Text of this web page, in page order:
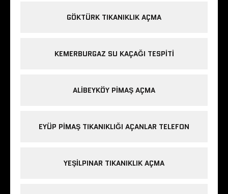
GÖKTÜRK TIKANIKLIK AÇMA
KEMERBURGAZ SU KAÇAĞI TESPITI
ALIBEYKÖY PIMAŞ AÇMA
EYÜP PIMAŞ TIKANIKLIĞI AÇANLAR TELEFON
YEŞILPINAR TIKANIKLIK AÇMA